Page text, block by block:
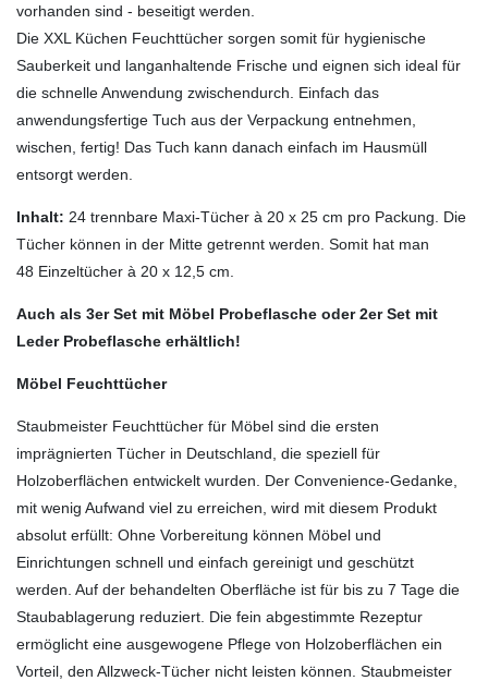
vorhanden sind - beseitigt werden.
Die XXL Küchen Feuchttücher sorgen somit für hygienische
Sauberkeit und langanhaltende Frische und eignen sich ideal für
die schnelle Anwendung zwischendurch. Einfach das
anwendungsfertige Tuch aus der Verpackung entnehmen,
wischen, fertig! Das Tuch kann danach einfach im Hausmüll
entsorgt werden.
Inhalt: 24 trennbare Maxi-Tücher à 20 x 25 cm pro Packung. Die
Tücher können in der Mitte getrennt werden. Somit hat man
48 Einzeltücher à 20 x 12,5 cm.
Auch als 3er Set mit Möbel Probeflasche oder 2er Set mit
Leder Probeflasche erhältlich!
Möbel Feuchttücher
Staubmeister Feuchttücher für Möbel sind die ersten
imprägnierten Tücher in Deutschland, die speziell für
Holzoberflächen entwickelt wurden. Der Convenience-Gedanke,
mit wenig Aufwand viel zu erreichen, wird mit diesem Produkt
absolut erfüllt: Ohne Vorbereitung können Möbel und
Einrichtungen schnell und einfach gereinigt und geschützt
werden. Auf der behandelten Oberfläche ist für bis zu 7 Tage die
Staubablagerung reduziert. Die fein abgestimmte Rezeptur
ermöglicht eine ausgewogene Pflege von Holzoberflächen ein
Vorteil, den Allzweck-Tücher nicht leisten können. Staubmeister